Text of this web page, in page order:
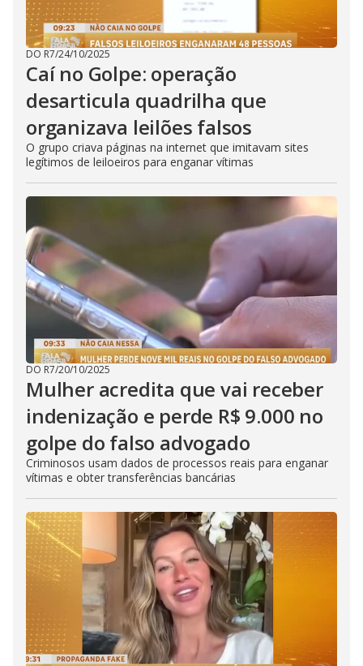
DO R7/24/10/2025
Caí no Golpe: operação
desarticula quadrilha que
organizava leilões falsos
O grupo criava páginas na internet que imitavam sites
legítimos de leiloeiros para enganar vítimas
DO R7/20/10/2025
Mulher acredita que vai receber
indenização e perde R$ 9.000 no
golpe do falso advogado
Criminosos usam dados de processos reais para enganar
vítimas e obter transferências bancárias